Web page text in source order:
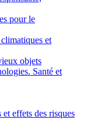
pour le
et
objets
Santé et
effets des risques